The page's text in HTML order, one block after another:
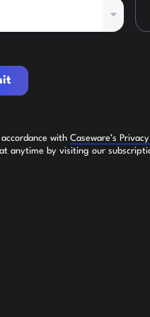
with Caseware’s
anytime by visiting our